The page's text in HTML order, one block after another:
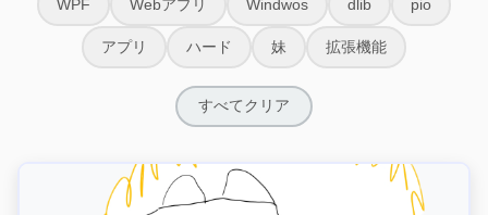
WPF Webアプリ Windwos dlib pio
アプリ ハード 妹 拡張機能
すべてクリア